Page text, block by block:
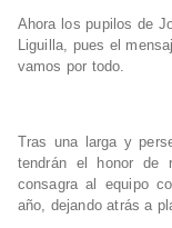
Ahora los pupilos de
Liguilla, pues el
vamos por todo.
Tras una larga y
tendrán el honor de
consagra al equipo
año, dejando atrás a